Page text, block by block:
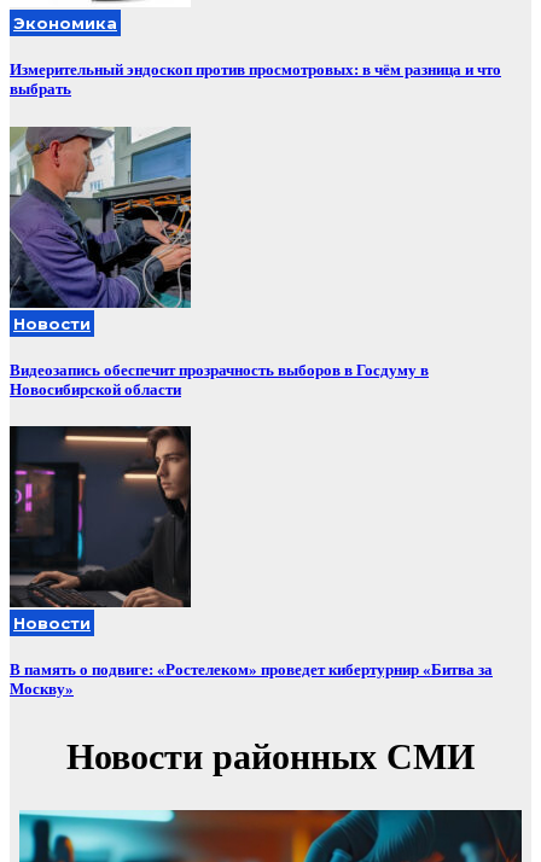
Экономика
Измерительный эндоскоп против просмотровых: в чём разница и что
выбрать
Новости
Видеозапись обеспечит прозрачность выборов в Госдуму в
Новосибирской области
Новости
В память о подвиге: «Ростелеком» проведет кибертурнир «Битва за
Москву»